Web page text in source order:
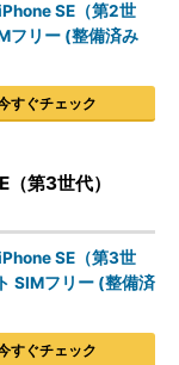
SE（第2世
フリー (整備済み
すぐチェック
第3世代）
SE（第3世
SIMフリー (整備済
すぐチェック